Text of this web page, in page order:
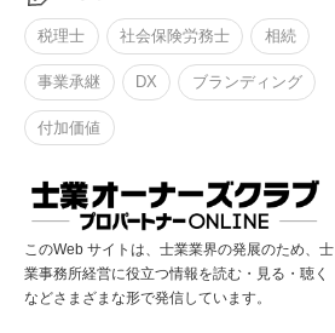
税理士 社会保険労務士 相続
事業承継 DX ブランディング
付加価値
このWeb サイトは、士業業界の発展のため、士
業事務所経営に役立つ情報を読む・見る・聴く
などさまざまな形で発信しています。